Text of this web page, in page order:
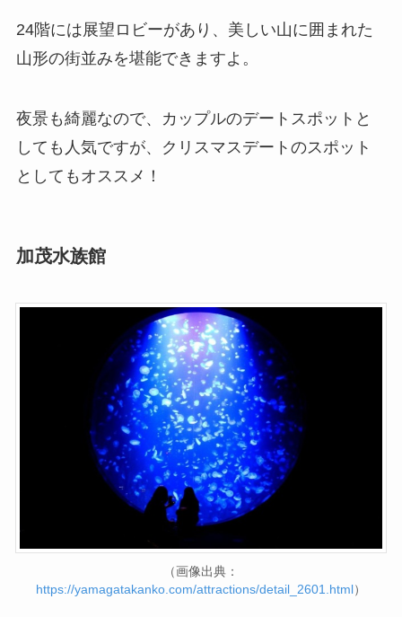
24階には展望ロビーがあり、美しい山に囲まれた
山形の街並みを堪能できますよ。
夜景も綺麗なので、カップルのデートスポットと
しても人気ですが、クリスマスデートのスポット
としてもオススメ！
加茂水族館
（画像出典：
https://yamagatakanko.com/attractions/detail_2601.html）